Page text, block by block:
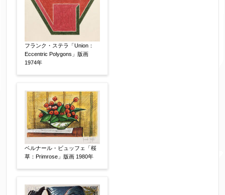
フランク・ステラ「Union：
Eccentric Polygons」版画
1974年
ベルナール・ビュッフェ「桜
草：Primrose」版画 1980年